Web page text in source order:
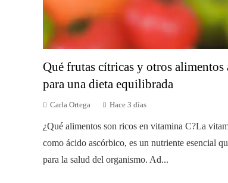
Qué frutas cítricas y otros
para una dieta equilibrada
Carla Ortega Hace 3 días
¿Qué alimentos son ricos en vitamina C?La
como ácido ascórbico, es un nutriente esencial
para la salud del organismo. Ad...